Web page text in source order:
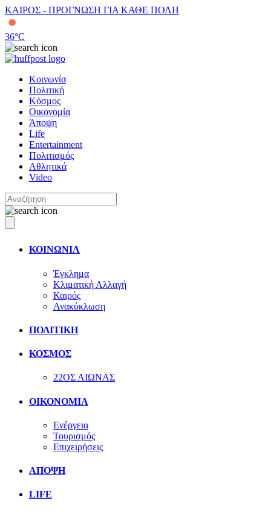
ΚΑΙΡΟΣ - ΠΡΟΓΝΩΣΗ ΓΙΑ ΚΑΘΕ ΠΟΛΗ
36°C
Κοινωνία
Πολιτική
Κόσμος
Οικονομία
Άποψη
Life
Entertainment
Πολιτισμός
Αθλητικά
Video
ΚΟΙΝΩΝΙΑ
Έγκλημα
Κλιματική Αλλαγή
Καιρός
Ανακύκλωση
ΠΟΛΙΤΙΚΗ
ΚΟΣΜΟΣ
22ΟΣ ΑΙΩΝΑΣ
ΟΙΚΟΝΟΜΙΑ
Ενέργεια
Τουρισμός
Επιχειρήσεις
ΑΠΟΨΗ
LIFE